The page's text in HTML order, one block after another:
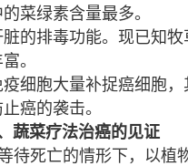
菜绿素含量最多。
的排毒功能。现已知
。
细胞大量补捉癌细胞
癌的袭击。
蔬菜疗法治癌的见证
死亡的情形下，以植